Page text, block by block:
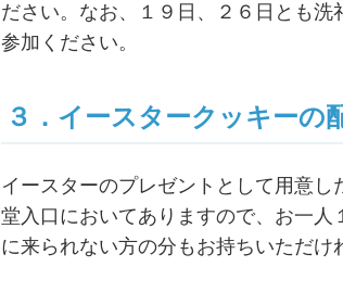
ださい。なお、１９日、２６日とも
参加ください。
３．イースタークッキーの
イースターのプレゼントとして用意
堂入口においてありますので、お一
に来られない方の分もお持ちいただけ